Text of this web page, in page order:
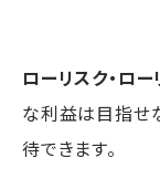
ローリスク・ロ
な利益は目指せ
待できます。